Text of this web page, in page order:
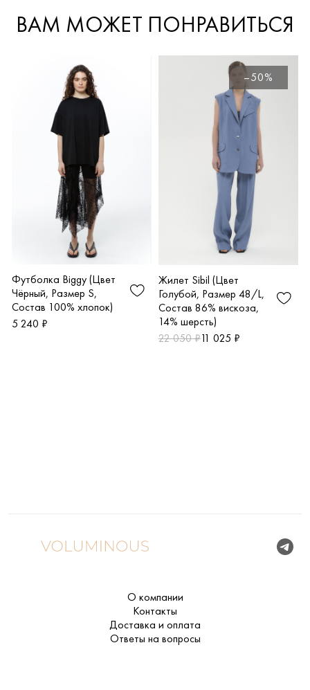
ВАМ МОЖЕТ ПОНРАВИТЬСЯ
Футболка Biggy (Цвет
Чёрный, Размер S,
Состав 100% хлопок)
5 240 ₽
–50%
Жилет Sibil (Цвет
Голубой, Размер 48/L,
Состав 86% вискоза,
14% шерсть)
22 050 ₽11 025 ₽
О компании
Контакты
Доставка и оплата
Ответы на вопросы